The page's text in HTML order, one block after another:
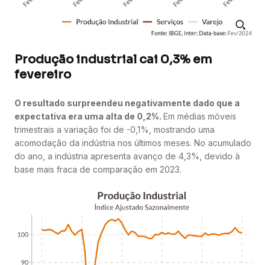
Produção industrial cai 0,3% em
fevereiro
O resultado surpreendeu negativamente dado que a
expectativa era uma alta de 0,2%. Em médias móveis
trimestrais a variação foi de -0,1%, mostrando uma
acomodação da indústria nos últimos meses. No acumulado
do ano, a indústria apresenta avanço de 4,3%, devido à
base mais fraca de comparação em 2023.